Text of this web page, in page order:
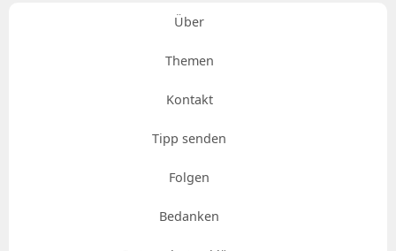
Über
Themen
Kontakt
Tipp senden
Folgen
Bedanken